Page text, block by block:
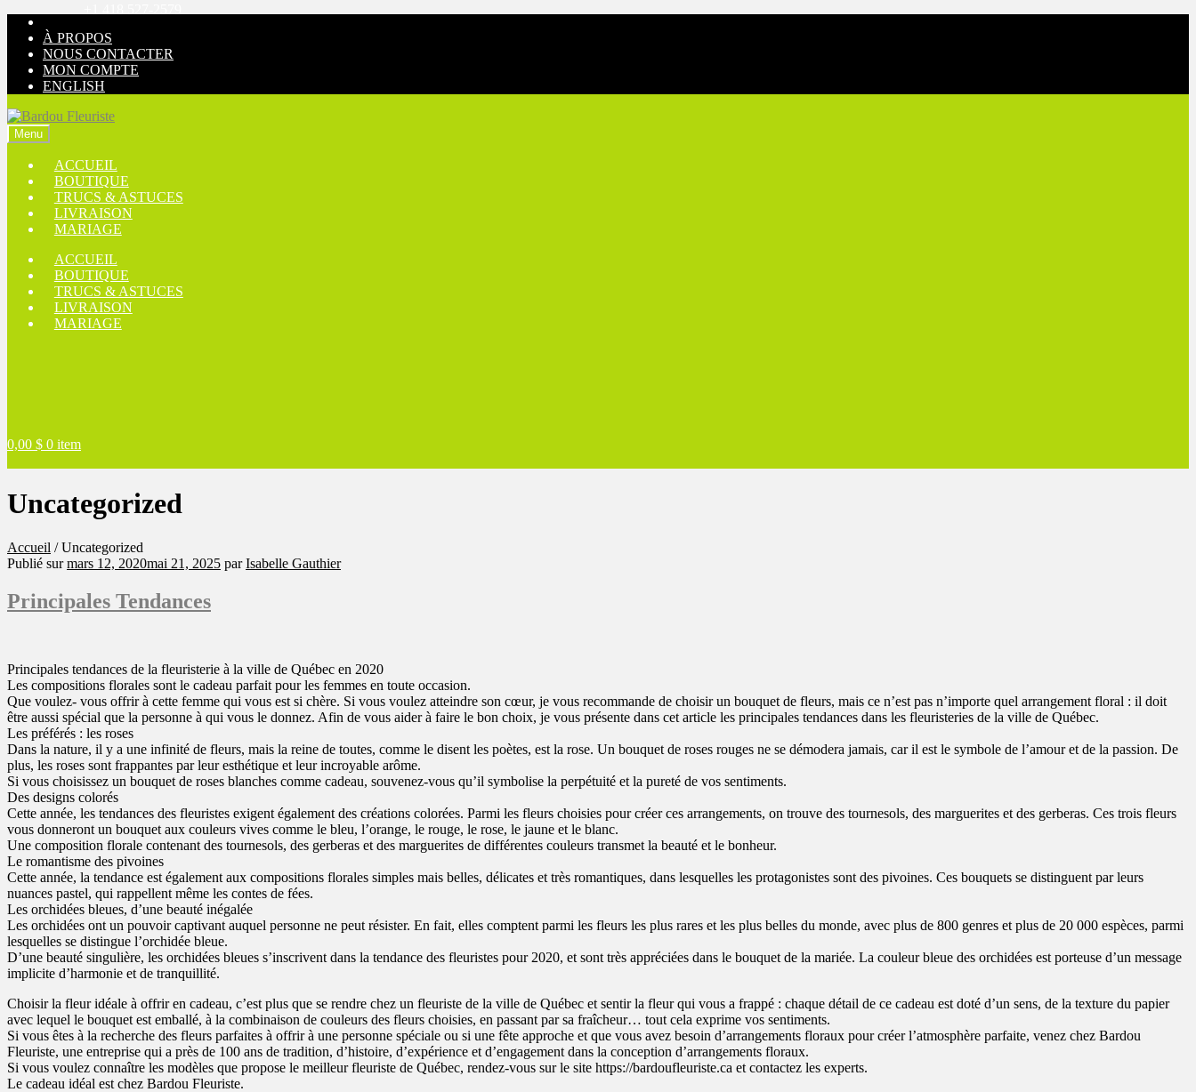
Aller
navigation
Aller
contenu
À PROPOS
NOUS CONTACTER
MON COMPTE
ENGLISH
Menu
ACCUEIL
BOUTIQUE
TRUCS & ASTUCES
LIVRAISON
MARIAGE
ACCUEIL
BOUTIQUE
TRUCS & ASTUCES
LIVRAISON
MARIAGE
0,00 $ 0 item
Uncategorized
Accueil /Uncategorized
Publié surmars 12, 2020mai 21, 2025 parIsabelle Gauthier
Principales Tendances
Principales tendances de la fleuristerie à la ville de Québec en 2020
Les compositions florales sont le cadeau parfait pour les femmes en toute occasion.
Que voulez- vous offrir à cette femme qui vous est si chère. Si vous voulez atteindre son cœur, je vous recommande de choisir un bouquet de fleurs, mais ce n’est pas n’importe quel arrangement floral : il doit
être aussi spécial que la personne à qui vous le donnez. Afin de vous aider à faire le bon choix, je vous présente dans cet article les principales tendances dans les fleuristeries de la ville de Québec.
Les préférés : les roses
Dans la nature, il y a une infinité de fleurs, mais la reine de toutes, comme le disent les poètes, est la rose. Un bouquet de roses rouges ne se démodera jamais, car il est le symbole de l’amour et de la passion. De
plus, les roses sont frappantes par leur esthétique et leur incroyable arôme.
Si vous choisissez un bouquet de roses blanches comme cadeau, souvenez-vous qu’il symbolise la perpétuité et la pureté de vos sentiments.
Des designs colorés
Cette année, les tendances des fleuristes exigent également des créations colorées. Parmi les fleurs choisies pour créer ces arrangements, on trouve des tournesols, des marguerites et des gerberas. Ces trois fleurs
vous donneront un bouquet aux couleurs vives comme le bleu, l’orange, le rouge, le rose, le jaune et le blanc.
Une composition florale contenant des tournesols, des gerberas et des marguerites de différentes couleurs transmet la beauté et le bonheur.
Le romantisme des pivoines
Cette année, la tendance est également aux compositions florales simples mais belles, délicates et très romantiques, dans lesquelles les protagonistes sont des pivoines. Ces bouquets se distinguent par leurs
nuances pastel, qui rappellent même les contes de fées.
Les orchidées bleues, d’une beauté inégalée
Les orchidées ont un pouvoir captivant auquel personne ne peut résister. En fait, elles comptent parmi les fleurs les plus rares et les plus belles du monde, avec plus de 800 genres et plus de 20 000 espèces, parmi
lesquelles se distingue l’orchidée bleue.
D’une beauté singulière, les orchidées bleues s’inscrivent dans la tendance des fleuristes pour 2020, et sont très appréciées dans le bouquet de la mariée. La couleur bleue des orchidées est porteuse d’un message
implicite d’harmonie et de tranquillité.
Choisir la fleur idéale à offrir en cadeau, c’est plus que se rendre chez un fleuriste de la ville de Québec et sentir la fleur qui vous a frappé : chaque détail de ce cadeau est doté d’un sens, de la texture du papier
avec lequel le bouquet est emballé, à la combinaison de couleurs des fleurs choisies, en passant par sa fraîcheur… tout cela exprime vos sentiments.
Si vous êtes à la recherche des fleurs parfaites à offrir à une personne spéciale ou si une fête approche et que vous avez besoin d’arrangements floraux pour créer l’atmosphère parfaite, venez chez Bardou
Fleuriste, une entreprise qui a près de 100 ans de tradition, d’histoire, d’expérience et d’engagement dans la conception d’arrangements floraux.
Si vous voulez connaître les modèles que propose le meilleur fleuriste de Québec, rendez-vous sur le site https://bardoufleuriste.ca et contactez les experts.
Le cadeau idéal est chez Bardou Fleuriste.